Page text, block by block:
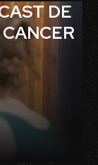
DE